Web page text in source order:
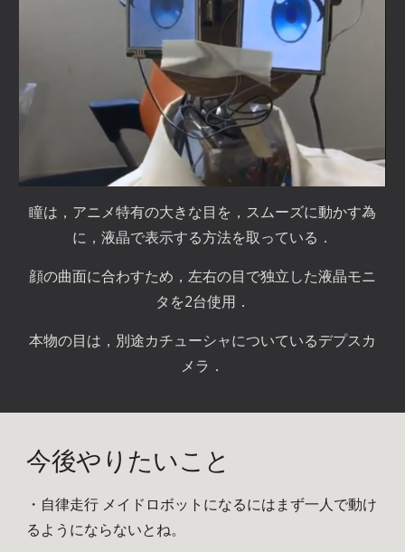
瞳は，アニメ特有の大きな目を，スムーズに動かす為
に，液晶で表示する方法を取っている．
顔の曲面に合わすため，左右の目で独立した液晶モニ
タを2台使用．
本物の目は，別途カチューシャについているデプスカ
メラ．
今後やりたいこと
・自律走行 メイドロボットになるにはまず一人で動け
るようにならないとね。